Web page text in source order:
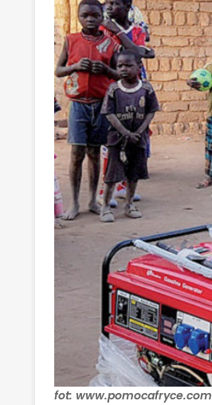
fot: www.pomocafryce.com